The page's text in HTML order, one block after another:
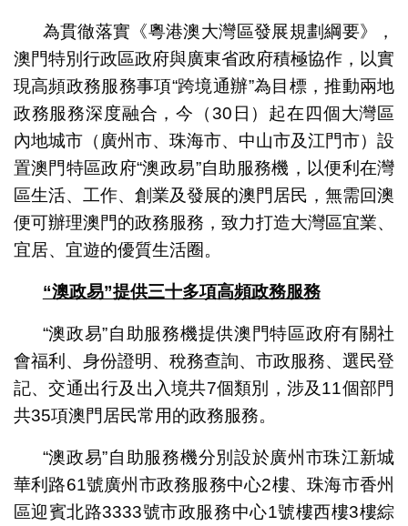
為貫徹落實《粵港澳大灣區發展規劃綱要》，
澳門特別行政區政府與廣東省政府積極協作，以實
現高頻政務服務事項“跨境通辦”為目標，推動兩地
政務服務深度融合，今（30日）起在四個大灣區
內地城市（廣州市、珠海市、中山市及江門市）設
置澳門特區政府“澳政易”自助服務機，以便利在灣
區生活、工作、創業及發展的澳門居民，無需回澳
便可辦理澳門的政務服務，致力打造大灣區宜業、
宜居、宜遊的優質生活圈。
“澳政易”提供三十多項高頻政務服務
“澳政易”自助服務機提供澳門特區政府有關社
會福利、身份證明、稅務查詢、市政服務、選民登
記、交通出行及出入境共7個類別，涉及11個部門
共35項澳門居民常用的政務服務。
“澳政易”自助服務機分別設於廣州市珠江新城
華利路61號廣州市政務服務中心2樓、珠海市香州
區迎賓北路3333號市政服務中心1號樓西樓3樓綜